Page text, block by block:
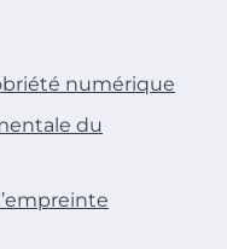
numérique
du